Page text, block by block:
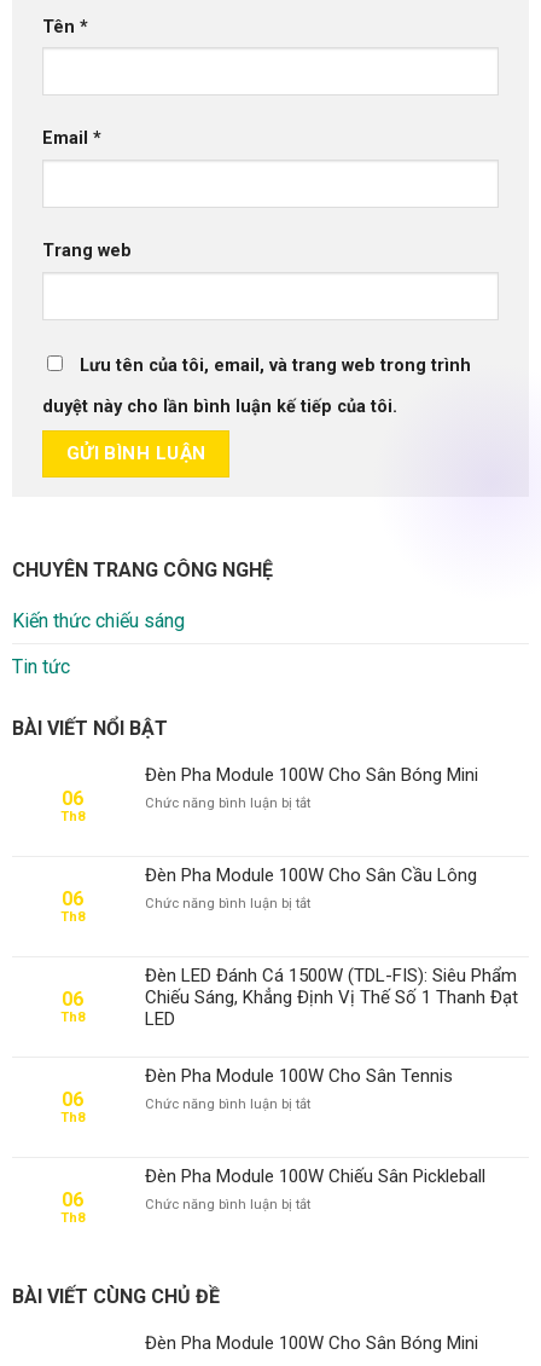
Tên *
Email *
Trang web
Lưu tên của tôi, email, và trang web trong trình
duyệt này cho lần bình luận kế tiếp của tôi.
CHUYÊN TRANG CÔNG NGHỆ
Kiến thức chiếu sáng
Tin tức
BÀI VIẾT NỔI BẬT
06
Th8
Đèn Pha Module 100W Cho Sân Bóng Mini
Chức năng bình luận bị tắtở
100W
Cho
Mini
06
Th8
Đèn Pha Module 100W Cho Sân Cầu Lông
Chức năng bình luận bị tắtở
100W
Cho
Lông
06
Th8
Đèn LED Đánh Cá 1500W (TDL-FIS): Siêu Phẩm
Chiếu Sáng, Khẳng Định Vị Thế Số 1 Thanh Đạt
LED
06
Th8
Đèn Pha Module 100W Cho Sân Tennis
Chức năng bình luận bị tắtở
100W
Cho
06
Th8
Đèn Pha Module 100W Chiếu Sân Pickleball
Chức năng bình luận bị tắtở
Pickleball
BÀI VIẾT CÙNG CHỦ ĐỀ
Đèn Pha Module 100W Cho Sân Bóng Mini